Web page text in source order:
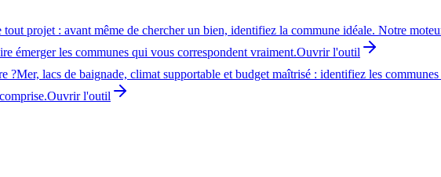
projet : avant même de chercher un bien, identifiez la commune idéale. Notre
émerger les communes qui vous correspondent vraiment.Ouvrir l'outil
?Mer, lacs de baignade, climat supportable et budget maîtrisé : identifiez les
Ouvrir l'outil